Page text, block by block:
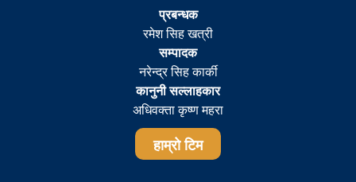
प्रबन्धक
रमेश सिह खत्री
सम्पादक
नरेन्द्र सिह कार्की
कानुनी सल्लाहकार
अधिवक्ता कृष्ण महरा
हाम्रो टिम